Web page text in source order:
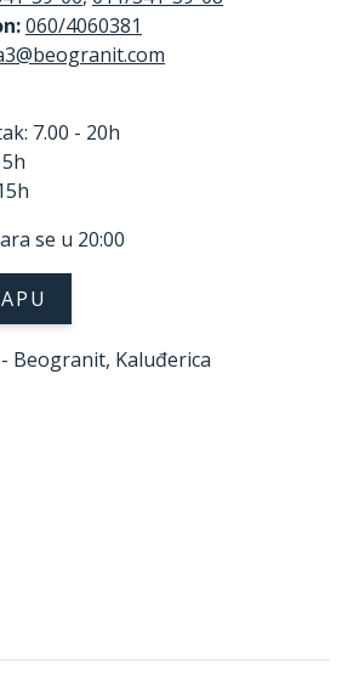
060/4060381
7.00 - 20h
se u 20:00